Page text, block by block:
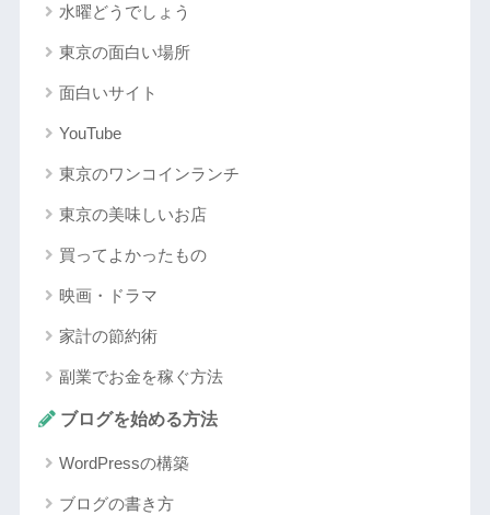
水曜どうでしょう
東京の面白い場所
面白いサイト
YouTube
東京のワンコインランチ
東京の美味しいお店
買ってよかったもの
映画・ドラマ
家計の節約術
副業でお金を稼ぐ方法
ブログを始める方法
WordPressの構築
ブログの書き方